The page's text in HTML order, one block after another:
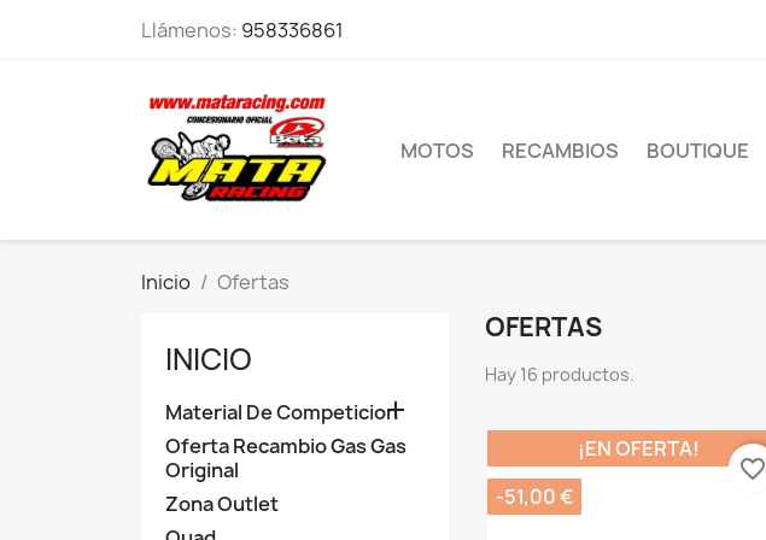
Llámenos: 958336861
MOTOS RECAMBIOS BOUTIQUE
Inicio Ofertas
INICIO
Material De Competicion

Oferta Recambio Gas Gas
Original
Zona Outlet
OFERTAS
Hay 16 productos.
¡EN OFERTA!
-51,00 €
favorite_border